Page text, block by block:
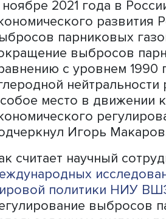
По его словам,
знаний, который уже
в нем в достаточно
Среди них, например,
планете на уровне не
доиндустриальным
десятилетии
больше, чем мы
словами, масштабы
понятно, что к этим
эксперт.